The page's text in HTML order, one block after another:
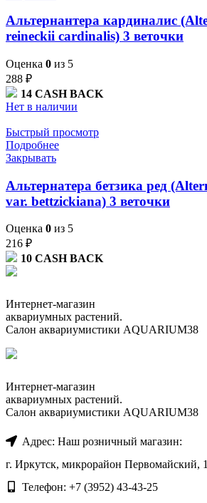
Альтернантера кардиналис
reineckii cardinalis) 3 веточки
Оценка 0 из 5
288 ₽
14 CASH BACK
Нет в наличии
Быстрый просмотр
Подробнее
Закрывать
Альтернатера бетзика ред
var. bettzickiana) 3 веточки
Оценка 0 из 5
216 ₽
10 CASH BACK
Интернет-магазин
аквариумных растений.
Салон аквариумистики AQUARIUM38
Интернет-магазин
аквариумных растений.
Салон аквариумистики AQUARIUM38
Адрес: Наш розничный магазин:
г. Иркутск, микрорайон Первомайский,
Телефон: +7 (3952) 43-43-25